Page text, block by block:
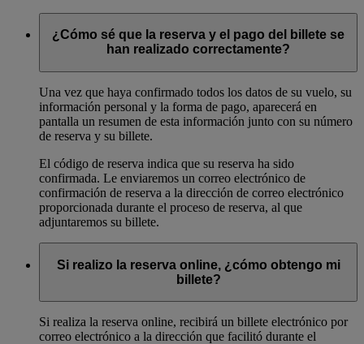
¿Cómo sé que la reserva y el pago del billete se
han realizado correctamente?
Una vez que haya confirmado todos los datos de su vuelo, su
información personal y la forma de pago, aparecerá en
pantalla un resumen de esta información junto con su número
de reserva y su billete.
El código de reserva indica que su reserva ha sido
confirmada. Le enviaremos un correo electrónico de
confirmación de reserva a la dirección de correo electrónico
proporcionada durante el proceso de reserva, al que
adjuntaremos su billete.
Si realizo la reserva online, ¿cómo obtengo mi
billete?
Si realiza la reserva online, recibirá un billete electrónico por
correo electrónico a la dirección que facilitó durante el